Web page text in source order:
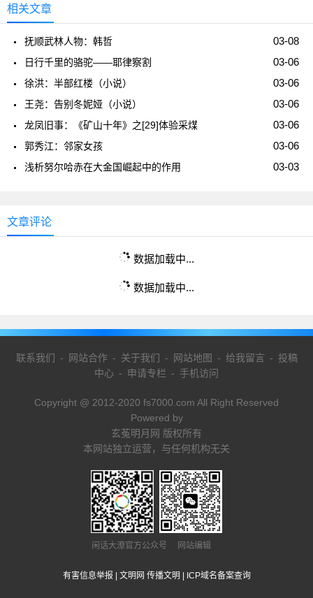
相关文章
03-08
抚顺武林人物：韩哲
03-06
日行千里的骆驼——耶律察割
03-06
徐洪：半部红楼（小说）
03-06
王尧：告别冬妮娅（小说）
03-06
龙凤旧事：《矿山十年》之[29]体验采煤
03-06
郭秀江：邻家女孩
03-03
浅析努尔哈赤在大金国崛起中的作用
文章评论
数据加载中...
数据加载中...
联系我们 - 网站合作- 关于我们 - 网站地图 - 给我留言 - 投稿
中心 - 申请专栏 - 手机访问
Copyright @ 2012-2020 fs7000.com All Right Reserved
Powered by
玄菟明月网 版权所有
本网站独立运营，与任何机构无关
闲话大潦官方公众号 网站编辑
有害信息举报 | 文明网 传播文明 | ICP域名备案查询